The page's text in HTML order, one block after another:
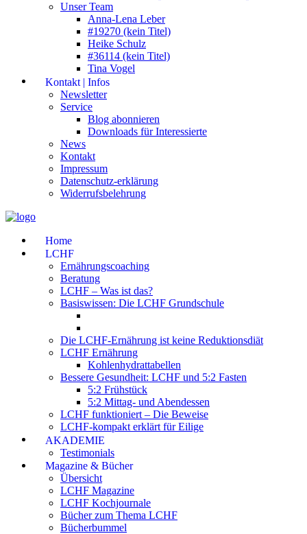
Unser Team
Anna-Lena Leber
#19270 (kein Titel)
Heike Schulz
#36114 (kein Titel)
Tina Vogel
Kontakt | Infos
Newsletter
Service
Blog abonnieren
Downloads für Interessierte
News
Kontakt
Impressum
Datenschutz-erklärung
Widerrufsbelehrung
Home
LCHF
Ernährungscoaching
Beratung
LCHF – Was ist das?
Basiswissen: Die LCHF Grundschule
Die LCHF-Ernährung ist keine Reduktionsdiät
LCHF Ernährung
Kohlenhydrattabellen
Bessere Gesundheit: LCHF und 5:2 Fasten
5:2 Frühstück
5:2 Mittag- und Abendessen
LCHF funktioniert – Die Beweise
LCHF-kompakt erklärt für Eilige
AKADEMIE
Testimonials
Magazine & Bücher
Übersicht
LCHF Magazine
LCHF Kochjournale
Bücher zum Thema LCHF
Bücherbummel